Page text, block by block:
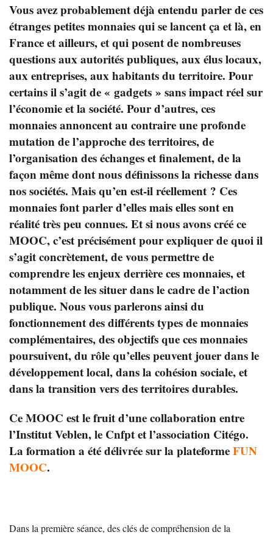
Vous avez probablement déjà entendu parler de ces
étranges petites monnaies qui se lancent ça et là, en
France et ailleurs, et qui posent de nombreuses
questions aux autorités publiques, aux élus locaux,
aux entreprises, aux habitants du territoire. Pour
certains il s’agit de « gadgets » sans impact réel sur
l’économie et la société. Pour d’autres, ces
monnaies annoncent au contraire une profonde
mutation de l’approche des territoires, de
l’organisation des échanges et finalement, de la
façon même dont nous définissons la richesse dans
nos sociétés. Mais qu’en est-il réellement ? Ces
monnaies font parler d’elles mais elles sont en
réalité très peu connues. Et si nous avons créé ce
MOOC, c’est précisément pour expliquer de quoi il
s’agit concrètement, de vous permettre de
comprendre les enjeux derrière ces monnaies, et
notamment de les situer dans le cadre de l’action
publique. Nous vous parlerons ainsi du
fonctionnement des différents types de monnaies
complémentaires, des objectifs que ces monnaies
poursuivent, du rôle qu’elles peuvent jouer dans le
développement local, dans la cohésion sociale, et
dans la transition vers des territoires durables.
Ce MOOC est le fruit d’une collaboration entre
l’Institut Veblen, le Cnfpt et l’association Citégo.
La formation a été délivrée sur la plateformeFUN
MOOC.
Dans la première séance, des clés de compréhension de la